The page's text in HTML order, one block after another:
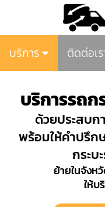
บริการ ติดต่อเ
บริการรถก
ด้วยประสบ
พร้อมให้คำปรึก
กระบ
ย้ายในจังห
ให้บ